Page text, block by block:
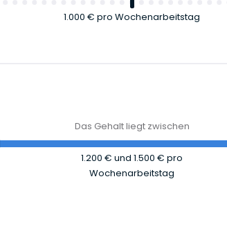
1.000 € pro Wochenarbeitstag
Das Gehalt liegt zwischen
1.200 € und 1.500 € pro
Wochenarbeitstag